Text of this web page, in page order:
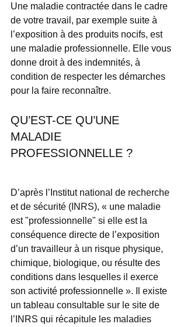
Une maladie contractée dans le cadre
de votre travail, par exemple suite à
l’exposition à des produits nocifs, est
une maladie professionnelle. Elle vous
donne droit à des indemnités, à
condition de respecter les démarches
pour la faire reconnaître.
QU’EST-CE QU’UNE
MALADIE
PROFESSIONNELLE ?
D’après l’Institut national de recherche
et de sécurité (INRS), « une maladie
est "professionnelle" si elle est la
conséquence directe de l’exposition
d’un travailleur à un risque physique,
chimique, biologique, ou résulte des
conditions dans lesquelles il exerce
son activité professionnelle ». Il existe
un tableau consultable sur le site de
l’INRS qui récapitule les maladies